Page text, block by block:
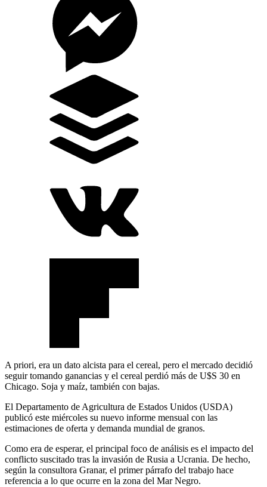
A priori, era un dato alcista para el cereal, pero el mercado decidió
seguir tomando ganancias y el cereal perdió más de U$S 30 en
Chicago. Soja y maíz, también con bajas.
El Departamento de Agricultura de Estados Unidos (USDA)
publicó este miércoles su nuevo informe mensual con las
estimaciones de oferta y demanda mundial de granos.
Como era de esperar, el principal foco de análisis es el impacto del
conflicto suscitado tras la invasión de Rusia a Ucrania. De hecho,
según la consultora Granar, el primer párrafo del trabajo hace
referencia a lo que ocurre en la zona del Mar Negro.